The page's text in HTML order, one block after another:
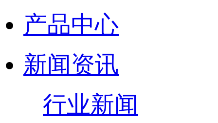
产品中心
新闻资讯
行业新闻